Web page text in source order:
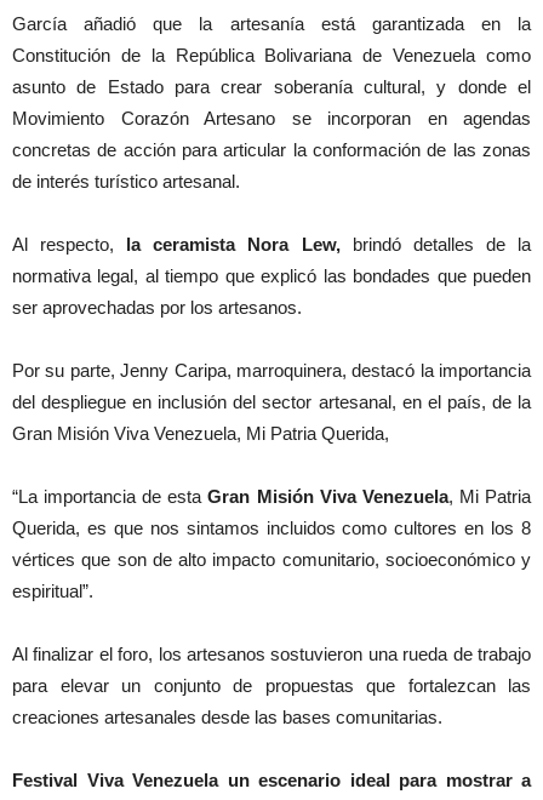
García añadió que la artesanía está garantizada en la
Constitución de la República Bolivariana de Venezuela como
asunto de Estado para crear soberanía cultural, y donde el
Movimiento Corazón Artesano se incorporan en agendas
concretas de acción para articular la conformación de las zonas
de interés turístico artesanal.
Al respecto, la ceramista Nora Lew,brindó detalles de la
normativa legal, al tiempo que explicó las bondades que pueden
ser aprovechadas por los artesanos.
Por su parte, Jenny Caripa, marroquinera, destacó la importancia
del despliegue en inclusión del sector artesanal, en el país, de la
Gran Misión Viva Venezuela, Mi Patria Querida,
“La importancia de estaGran Misión Viva Venezuela, Mi Patria
Querida, es que nos sintamos incluidos como cultores en los 8
vértices que son de alto impacto comunitario, socioeconómico y
espiritual”.
Al finalizar el foro, los artesanos sostuvieron una rueda de trabajo
para elevar un conjunto de propuestas que fortalezcan las
creaciones artesanales desde las bases comunitarias.
Festival Viva Venezuela un escenario ideal para mostrar a